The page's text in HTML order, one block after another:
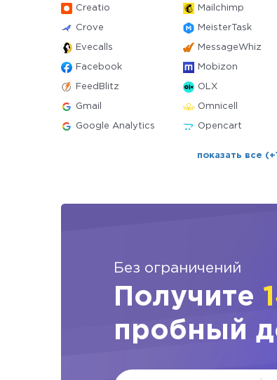
Creatio Mailchimp
Crove MeisterTask
Evecalls MessageWhiz
Facebook Mobizon
FeedBlitz OLX
Gmail Omnicell
Google Analytics Opencart
показать все
Без ограничений
Получите
пробный